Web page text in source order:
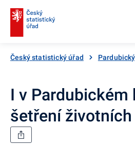
Český statistický úřad
I v Pardubickém
šetření